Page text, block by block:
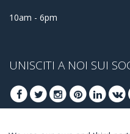
10am - 6pm
UNISCITI A NOI SUI